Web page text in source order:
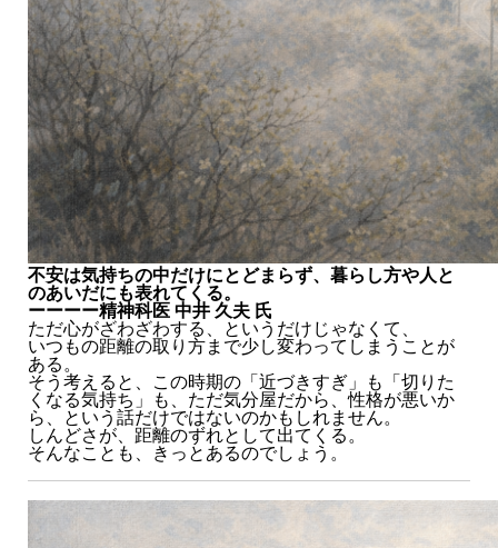
不安は気持ちの中だけにとどまらず、暮らし方や人と
のあいだにも表れてくる。
ーーーー精神科医 中井 久夫 氏
ただ心がざわざわする、というだけじゃなくて、
いつもの距離の取り方まで少し変わってしまうことが
ある。
そう考えると、この時期の「近づきすぎ」も「切りた
くなる気持ち」も、ただ気分屋だから、性格が悪いか
ら、という話だけではないのかもしれません。
しんどさが、距離のずれとして出てくる。
そんなことも、きっとあるのでしょう。